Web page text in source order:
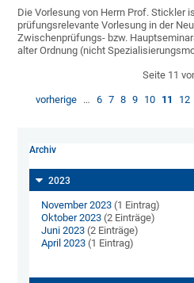
Die Vorlesung von Herrn Prof. Stickler
prüfungsrelevante Vorlesung in der
Zwischenprüfungs- bzw.
alter Ordnung (nicht
Seite 11
vorherige … 6 7 8 9 10 11 12
Archiv
2023
November 2023 (1 Eintrag)
Oktober 2023 (2 Einträge)
Juni 2023 (2 Einträge)
April 2023 (1 Eintrag)